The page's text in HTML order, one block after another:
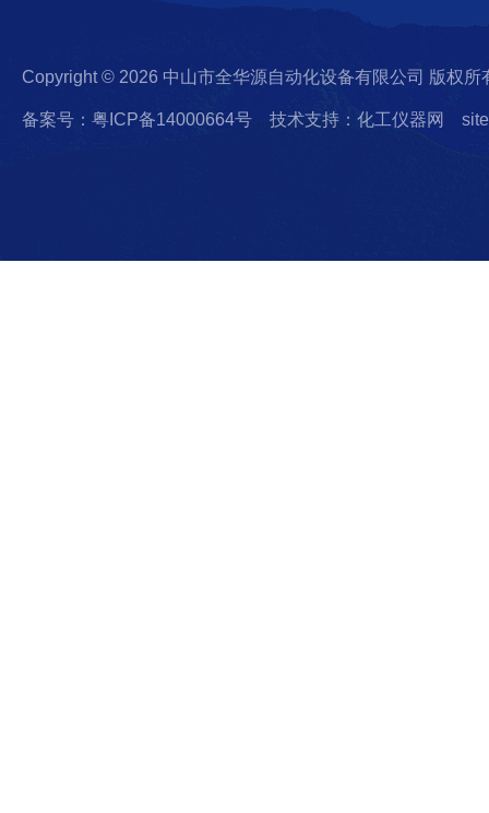
Copyright © 2026 中山市全华源自动化设备有限公司 版权所
备案号：粤ICP备14000664号 技术支持：化工仪器网